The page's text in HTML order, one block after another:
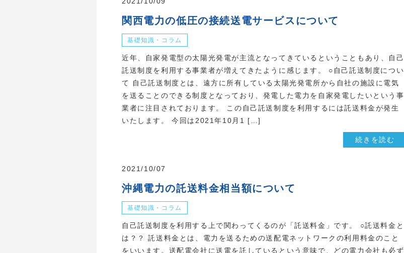
関西電力の低圧の接続送電サービスについて
基礎知識・コラム
近年、自家発電型の太陽光発電が主流となってきているということもあり、自己
託送制度を利用する事業者が増えてきたように感じます。 ○自己託送制度につい
て 自己託送制度とは、遠方に所有している太陽光発電所から自社の施設に電気
を送ることのできる制度となっており、発電した電力を自家発電したいという事
業者に注目されております。 この自己託送制度を利用するには託送料金が発生
いたします。 今回は2021年10月1 […]
続きを読む
2021/10/07
沖縄電力の託送料金相当額について
基礎知識・コラム
自己託送制度を利用する上で関わってくるのが「託送料金」です。 ○託送料金と
は？？ 託送料金とは、電力を送るための送配電ネットワークの利用料金のこと
をいいます。送配電会社に送電を託しているという意味で、どの電力会社も必ず